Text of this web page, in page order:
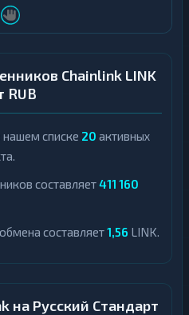
Chainlink LINK
RUB
нашем списке 20 активных
составляет411 160
составляет1,56 LINK.
на Русский Стандарт